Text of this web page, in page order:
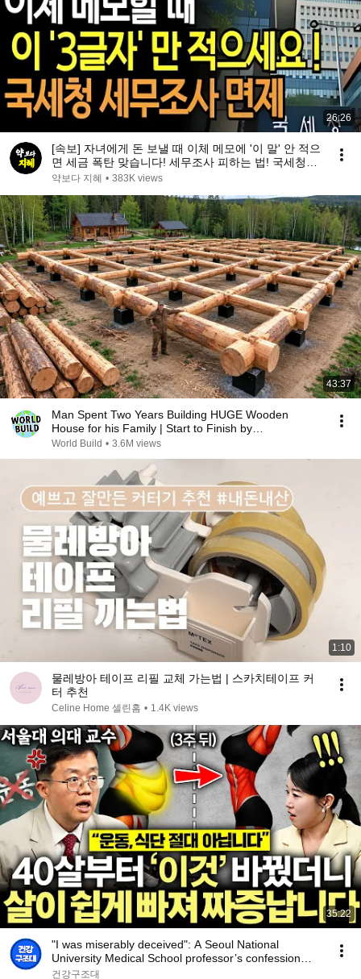
26:26
[속보] 자녀에게 돈 보낼 때 이체 메모에 '이 말' 안 적으
면 세금 폭탄 맞습니다! 세무조사 피하는 법! 국세청도
인정하는 작성법 공개 | 인생지혜 | 행복노후 | 오디오
약보다 지혜 • 383K views
43:37
Man Spent Two Years Building HUGE Wooden
House for his Family | Start to Finish by
@bjornbrenton
World Build • 3.6M views
1:10
물레방아 테이프 리필 교체 가는법 | 스카치테이프 커
터 추천
Celine Home 셀린홈 • 1.4K views
35:22
"I was miserably deceived": A Seoul National
University Medical School professor’s confession
aft...
건강구조대